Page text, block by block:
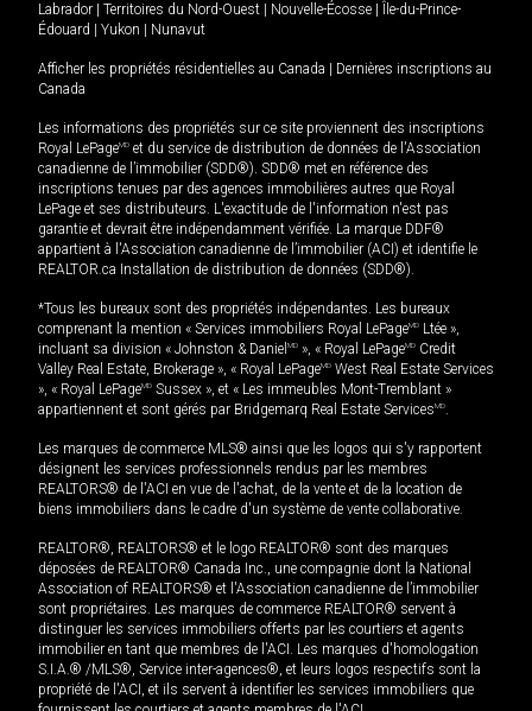
Labrador
Territoires du Nord-Ouest Nouvelle-Écosse
Île-du-Prince-
Édouard
Yukon Nunavut
Afficher les propriétés résidentielles au Canada
Dernières inscriptions au
Canada
Les informations des propriétés sur ce site proviennent des inscriptions
Royal LePageMD et du service de distribution de données de l'Association
canadienne de l’immobilier (SDD®). SDD® met en référence des
inscriptions tenues par des agences immobilières autres que Royal
LePage et ses distributeurs. L'exactitude de l'information n'est pas
garantie et devrait être indépendamment vérifiée. La marque DDF®
appartient à l'Association canadienne de l’immobilier (ACI) et identifie le
REALTOR.ca Installation de distribution de données (SDD®).
*Tous les bureaux sont des propriétés indépendantes. Les bureaux
comprenant la mention « Services immobiliers Royal LePageMD Ltée »,
incluant sa division « Johnston & Daniel MD », « Royal LePageMD Credit
Valley Real Estate, Brokerage », « Royal LePageMD West Real Estate Services
», « Royal LePageMD Sussex », et « Les immeubles Mont-Tremblant »
appartiennent et sont gérés par Bridgemarq Real Estate ServicesMD.
Les marques de commerce MLS® ainsi que les logos qui s'y rapportent
désignent les services professionnels rendus par les membres
REALTORS® de l'ACI en vue de l'achat, de la vente et de la location de
biens immobiliers dans le cadre d'un système de vente collaborative.
REALTOR®, REALTORS® et le logo REALTOR® sont des marques
déposées de REALTOR® Canada Inc., une compagnie dont la National
Association of REALTORS® et l'Association canadienne de l’immobilier
sont propriétaires. Les marques de commerce REALTOR® servent à
distinguer les services immobiliers offerts par les courtiers et agents
immobilier en tant que membres de l'ACI. Les marques d'homologation
S.I.A.® /MLS®, Service inter-agences®, et leurs logos respectifs sont la
propriété de l'ACI, et ils servent à identifier les services immobiliers que